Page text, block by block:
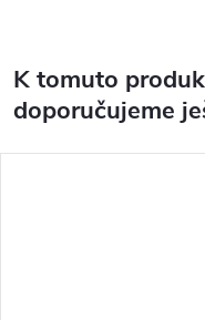
K tomuto
doporučujeme